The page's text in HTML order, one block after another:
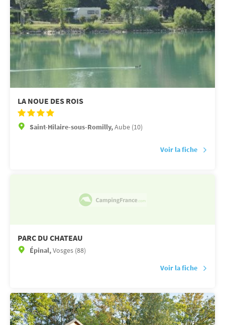
LA NOUE DES ROIS
Saint-Hilaire-sous-Romilly,Aube (10)
Voir la fiche
PARC DU CHATEAU
Épinal,Vosges (88)
Voir la fiche